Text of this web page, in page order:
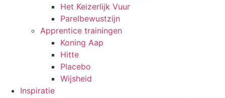
Het Keizerlijk Vuur
Parelbewustzijn
Apprentice trainingen
Koning Aap
Hitte
Placebo
Wijsheid
Inspiratie